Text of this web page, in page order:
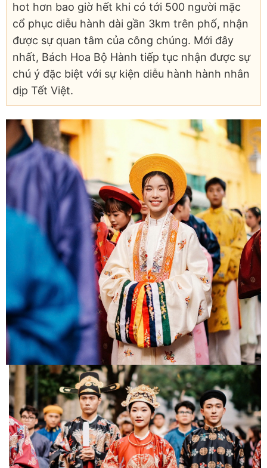
hot hơn bao giờ hết khi có tới 500 người mặc
cổ phục diễu hành dài gần 3km trên phố, nhận
được sự quan tâm của công chúng. Mới đây
nhất, Bách Hoa Bộ Hành tiếp tục nhận được sự
chú ý đặc biệt với sự kiện diễu hành hành nhân
dịp Tết Việt.